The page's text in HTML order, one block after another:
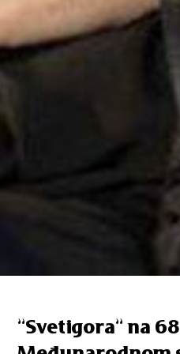
”Svetigora” na